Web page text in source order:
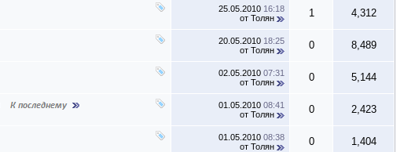
25.05.2010 16:18
от Толян 1 4,312
20.05.2010 18:25
от Толян 0 8,489
02.05.2010 07:31
от Толян 0 5,144
01.05.2010 08:41
от Толян 0 2,423
01.05.2010 08:38
от Толян 0 1,404